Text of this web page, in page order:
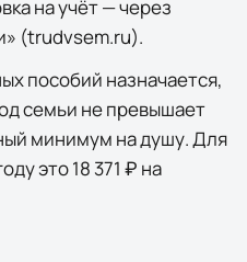
на учёт — через
(trudvsem.ru).
пособий назначается,
семьи не превышает
минимум на душу. Для
это18 371 ₽ на